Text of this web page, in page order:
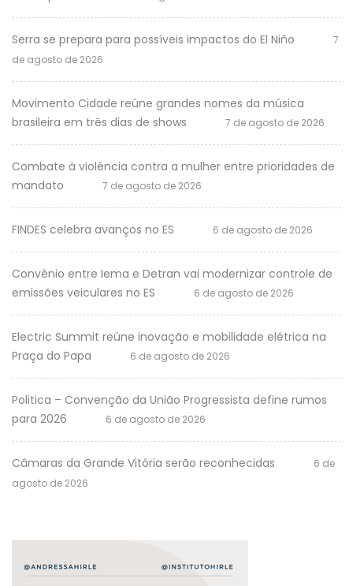
Serra se prepara para possíveis impactos do El Niño
7
de agosto de 2026
Movimento Cidade reúne grandes nomes da música
brasileira em três dias de shows
7 de agosto de 2026
Combate à violência contra a mulher entre prioridades de
mandato
7 de agosto de 2026
FINDES celebra avanços no ES 6 de agosto de 2026
Convênio entre Iema e Detran vai modernizar controle de
emissões veiculares no ES
6 de agosto de 2026
Electric Summit reúne inovação e mobilidade elétrica na
Praça do Papa
6 de agosto de 2026
Politica – Convenção da União Progressista define rumos
para 2026
6 de agosto de 2026
Câmaras da Grande Vitória serão reconhecidas
6 de
agosto de 2026